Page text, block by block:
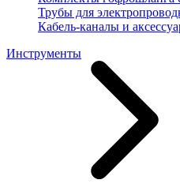
Трубы для
Кабель-каналы и
Инструменты